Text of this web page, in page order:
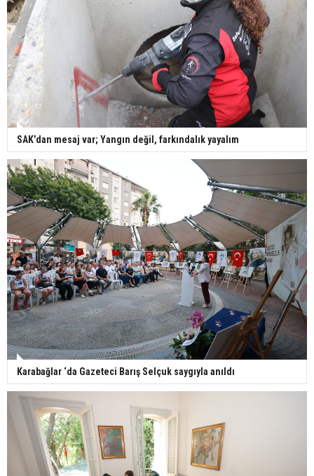
SAK’dan mesaj var; Yangın değil, farkındalık yayalım
Karabağlar ‘da Gazeteci Barış Selçuk saygıyla anıldı